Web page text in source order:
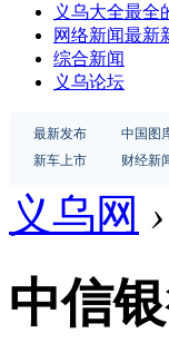
义乌大全最全
网络新闻最新
综合新闻
义乌论坛
最新发布 中国图
新车上市
财经新
义乌网 ›
中信